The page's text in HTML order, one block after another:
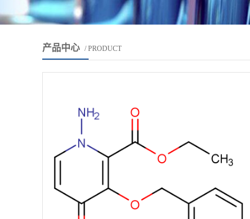
产品中心 / PRODUCT